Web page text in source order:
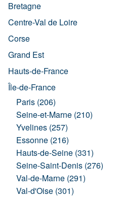
Bretagne
Centre-Val de Loire
Corse
Grand Est
Hauts-de-France
Île-de-France
Paris (206)
Seine-et-Marne (210)
Yvelines (257)
Essonne (216)
Hauts-de-Seine (331)
Seine-Saint-Denis (276)
Val-de-Marne (291)
Val-d'Oise (301)